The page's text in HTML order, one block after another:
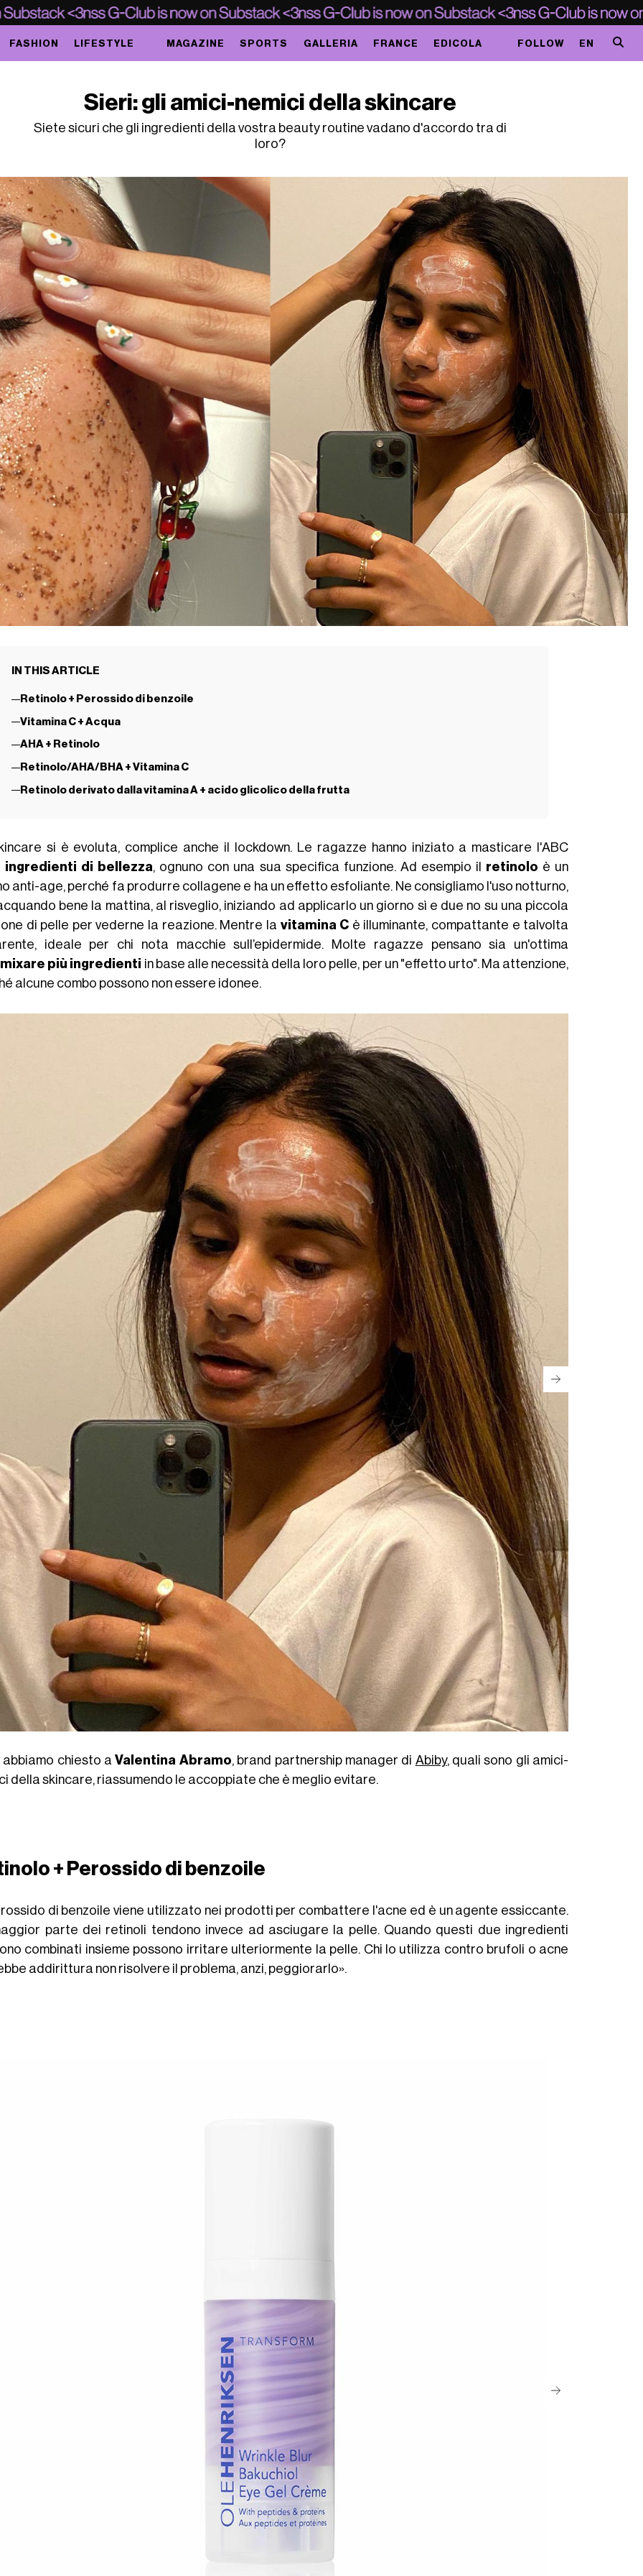
FASHION LIFESTYLE MAGAZINE SPORTS GALLERIA FRANCE EDICOLA FOLLOW EN
Sieri: gli amici-nemici della skincare
Siete sicuri che gli ingredienti della vostra beauty routine vadano d'accordo tra di
loro?
IN THIS ARTICLE
Retinolo + Perossido di benzoile
Vitamina C + Acqua
AHA + Retinolo
Retinolo/AHA/BHA + Vitamina C
Retinolo derivato dalla vitamina A + acido glicolico della frutta
si è evoluta, complice anche il lockdown. Le ragazze hanno iniziato a masticare l'ABC
ingredienti di bellezza, ognuno con una sua specifica funzione. Ad esempio il retinolo è un
anti-age, perché fa produrre collagene e ha un effetto esfoliante. Ne consigliamo l'uso notturno,
bene la mattina, al risveglio, iniziando ad applicarlo un giorno sì e due no su una piccola
di pelle per vederne la reazione. Mentre la vitamina C è illuminante, compattante e talvolta
ideale per chi nota macchie sull’epidermide. Molte ragazze pensano sia un'ottima
mixare più ingredienti in base alle necessità della loro pelle, per un "effetto urto". Ma attenzione,
alcune combo possono non essere idonee.
abbiamo chiesto aValentina Abramo, brand partnership manager di Abiby, quali sono gli amici-
della skincare, riassumendo le accoppiate che è meglio evitare.
+ Perossido di benzoile
di benzoile viene utilizzato nei prodotti per combattere l'acne ed è un agente essiccante.
parte dei retinoli tendono invece ad asciugare la pelle. Quando questi due ingredienti
combinati insieme possono irritare ulteriormente la pelle. Chi lo utilizza contro brufoli o acne
addirittura non risolvere il problema, anzi, peggiorarlo».